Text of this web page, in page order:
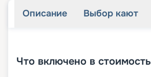
Описание Выбор кают
Что включено в стоимость